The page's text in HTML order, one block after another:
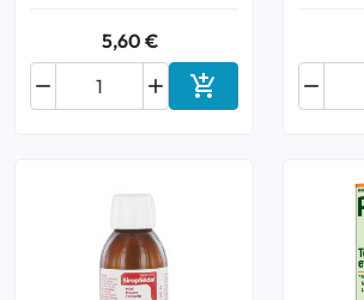
5,60 €

 Ajouter au panier
